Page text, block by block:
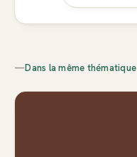
—Dans la même thématique